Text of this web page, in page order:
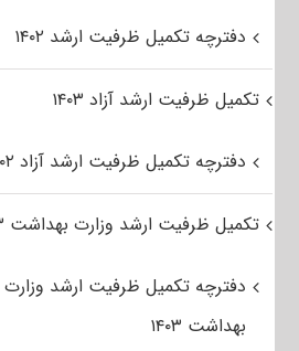
دفترچه تکمیل ظرفیت ارشد ۱۴۰۲
تکمیل ظرفیت ارشد آزاد ۱۴۰۳
دفترچه تکمیل ظرفیت ارشد آزاد ۱۴۰۲
تکمیل ظرفیت ارشد وزارت بهداشت ۱۴۰۳
دفترچه تکمیل ظرفیت ارشد وزارت
بهداشت ۱۴۰۳